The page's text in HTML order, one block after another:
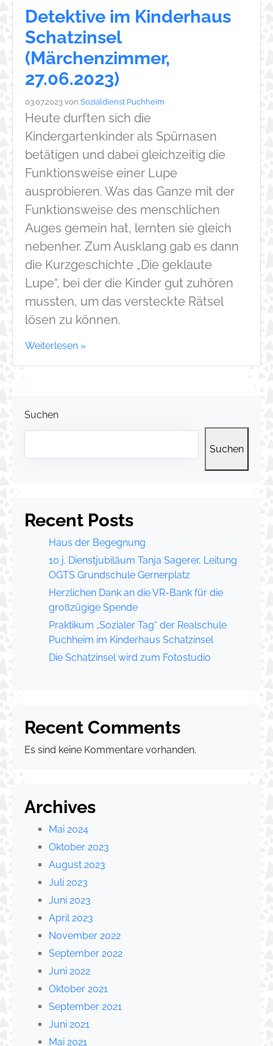
Detektive im Kinderhaus
Schatzinsel
(Märchenzimmer,
27.06.2023)
03.07.2023 von Sozialdienst Puchheim
Heute durften sich die
Kindergartenkinder als Spürnasen
betätigen und dabei gleichzeitig die
Funktionsweise einer Lupe
ausprobieren. Was das Ganze mit der
Funktionsweise des menschlichen
Auges gemein hat, lernten sie gleich
nebenher. Zum Ausklang gab es dann
die Kurzgeschichte „Die geklaute
Lupe“, bei der die Kinder gut zuhören
mussten, um das versteckte Rätsel
lösen zu können.
Weiterlesen »
Suchen
Suchen
Recent Posts
Haus der Begegnung
10 j. Dienstjubiläum Tanja Sagerer, Leitung
OGTS Grundschule Gernerplatz
Herzlichen Dank an die VR-Bank für die
großzügige Spende
Praktikum „Sozialer Tag“ der Realschule
Puchheim im Kinderhaus Schatzinsel
Die Schatzinsel wird zum Fotostudio
Recent Comments
Es sind keine Kommentare vorhanden.
Archives
Mai 2024
Oktober 2023
August 2023
Juli 2023
Juni 2023
April 2023
November 2022
September 2022
Juni 2022
Oktober 2021
September 2021
Juni 2021
Mai 2021